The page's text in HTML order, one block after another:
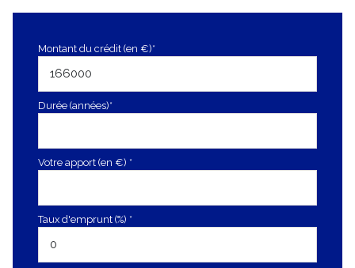
Montant du crédit (en €)*
Durée (années)*
Votre apport (en €) *
Taux d'emprunt (%) *